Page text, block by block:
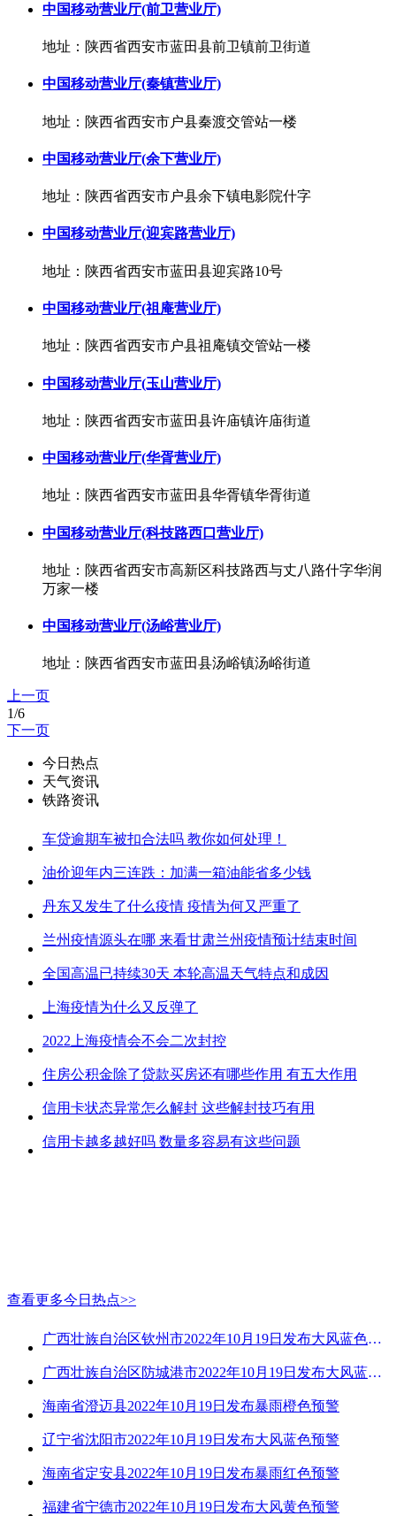
中国移动营业厅(前卫营业厅)
地址：陕西省西安市蓝田县前卫镇前卫街道
中国移动营业厅(秦镇营业厅)
地址：陕西省西安市户县秦渡交管站一楼
中国移动营业厅(余下营业厅)
地址：陕西省西安市户县余下镇电影院什字
中国移动营业厅(迎宾路营业厅)
地址：陕西省西安市蓝田县迎宾路10号
中国移动营业厅(祖庵营业厅)
地址：陕西省西安市户县祖庵镇交管站一楼
中国移动营业厅(玉山营业厅)
地址：陕西省西安市蓝田县许庙镇许庙街道
中国移动营业厅(华胥营业厅)
地址：陕西省西安市蓝田县华胥镇华胥街道
中国移动营业厅(科技路西口营业厅)
地址：陕西省西安市高新区科技路西与丈八路什字华润
万家一楼
中国移动营业厅(汤峪营业厅)
地址：陕西省西安市蓝田县汤峪镇汤峪街道
上一页
1/6
下一页
今日热点
天气资讯
铁路资讯
车贷逾期车被扣合法吗 教你如何处理！
油价迎年内三连跌：加满一箱油能省多少钱
丹东又发生了什么疫情 疫情为何又严重了
兰州疫情源头在哪 来看甘肃兰州疫情预计结束时间
全国高温已持续30天 本轮高温天气特点和成因
上海疫情为什么又反弹了
2022上海疫情会不会二次封控
住房公积金除了贷款买房还有哪些作用 有五大作用
信用卡状态异常怎么解封 这些解封技巧有用
信用卡越多越好吗 数量多容易有这些问题
查看更多今日热点>>
广西壮族自治区钦州市2022年10月19日发布大风蓝色预警
广西壮族自治区防城港市2022年10月19日发布大风蓝色预警
海南省澄迈县2022年10月19日发布暴雨橙色预警
辽宁省沈阳市2022年10月19日发布大风蓝色预警
海南省定安县2022年10月19日发布暴雨红色预警
福建省宁德市2022年10月19日发布大风黄色预警